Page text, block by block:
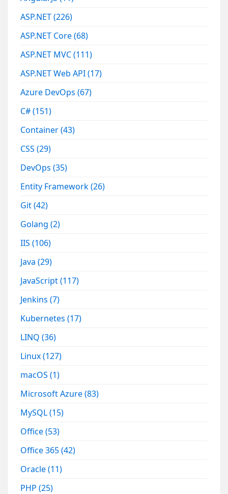
ASP.NET(226)
ASP.NET Core(68)
ASP.NET MVC(111)
ASP.NET Web API(17)
Azure DevOps(67)
C#(151)
Container(43)
CSS(29)
DevOps(35)
Entity Framework(26)
Git(42)
Golang(2)
IIS(106)
Java(29)
JavaScript(117)
Jenkins(7)
Kubernetes(17)
LINQ(36)
Linux(127)
macOS(1)
Microsoft Azure(83)
MySQL(15)
Office(53)
Office 365(42)
Oracle(11)
PHP(25)